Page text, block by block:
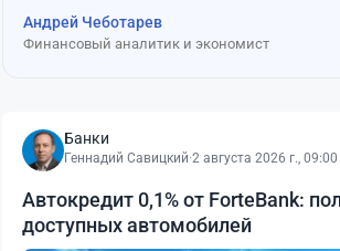
Андрей Чеботарев
Финансовый аналитик и экономист
Банки
Геннадий Савицкий·2 августа 2026 г., 09:00
Автокредит 0,1% от ForteBank:
доступных автомобилей